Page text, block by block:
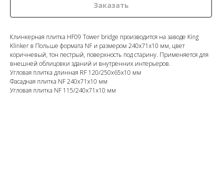
Заказать
Клинкерная плитка HF09 Tower bridge производится на заводе King
Klinker в Польше формата NF и размером 240x71x10 мм, цвет
коричневый, тон пестрый, поверхность под старину. Применяется для
внешней облицовки зданий и внутренних интерьеров.
Угловая плитка длинная RF 120/250x65x10 мм
Фасадная плитка NF 240x71x10 мм
Угловая плитка NF 115/240x71x10 мм